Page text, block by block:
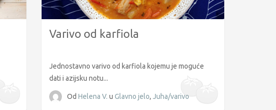
Varivo od karfiola
Jednostavno varivo od karfiola kojemu je moguće
dati i azijsku notu...
Od Helena V. u Glavno jelo, Juha/varivo